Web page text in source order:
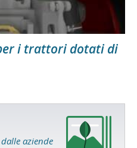
i trattori dotati di
aziende